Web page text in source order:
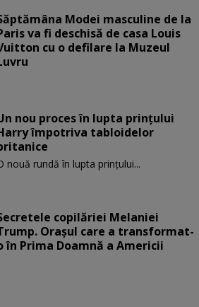
Modei masculine de la
va fi deschisă de casa Louis
cu o defilare la Muzeul
nou proces în lupta prinţului
împotriva tabloidelor
nouă rundă în lupta prinţului...
copilăriei Melaniei
Orașul care a transformat-
în Prima Doamnă a Americii